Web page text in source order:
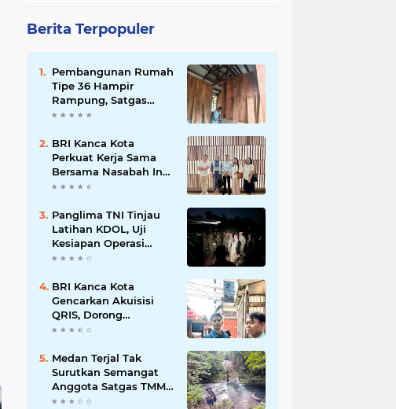
Berita Terpopuler
Pembangunan Rumah
Tipe 36 Hampir
Rampung, Satgas
TMMD Ke-129 Kodim
Wujudkan Hunian
Layak bagi Warga
BRI Kanca Kota
Perkuat Kerja Sama
Bersama Nasabah Inti,
Dorong Pertumbuhan
Panglima TNI Tinjau
Latihan KDOL, Uji
Kesiapan Operasi
Lintas Udara dalam
TNI 2026
BRI Kanca Kota
Gencarkan Akuisisi
QRIS, Dorong
Digitalisasi Transaksi
Medan Terjal Tak
Surutkan Semangat
Anggota Satgas TMMD
Ke-129, Gotong Royong